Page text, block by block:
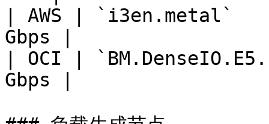
| AWS | `i3en.metal`
Gbps |
| OCI |
Gbps |